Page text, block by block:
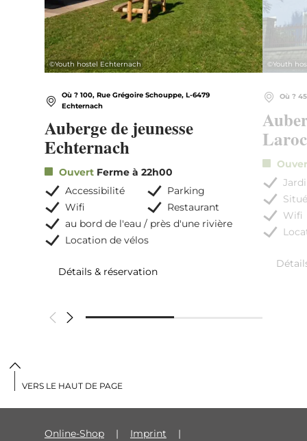
©Youth hostel Echternach
Où ? 100, Rue Grégoire Schouppe, L-6479
Echternach
Auberge de jeunesse
Echternach
Ouvert Ferme à 22h00
Accessibilité
Parking
Wifi
Restaurant
au bord de l'eau / près d'une rivière
Location de vélos
Détails & réservation
©Youth
Où ?
Wifi
Online-Shop
Imprint
VERS LE HAUT DE PAGE